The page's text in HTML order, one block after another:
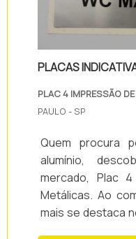
PLACAS
PLAC 4 IMPRESSÃO
PAULO - SP
Quem procura
alumínio,
mercado, Plac
Metálicas. Ao
mais se destaca